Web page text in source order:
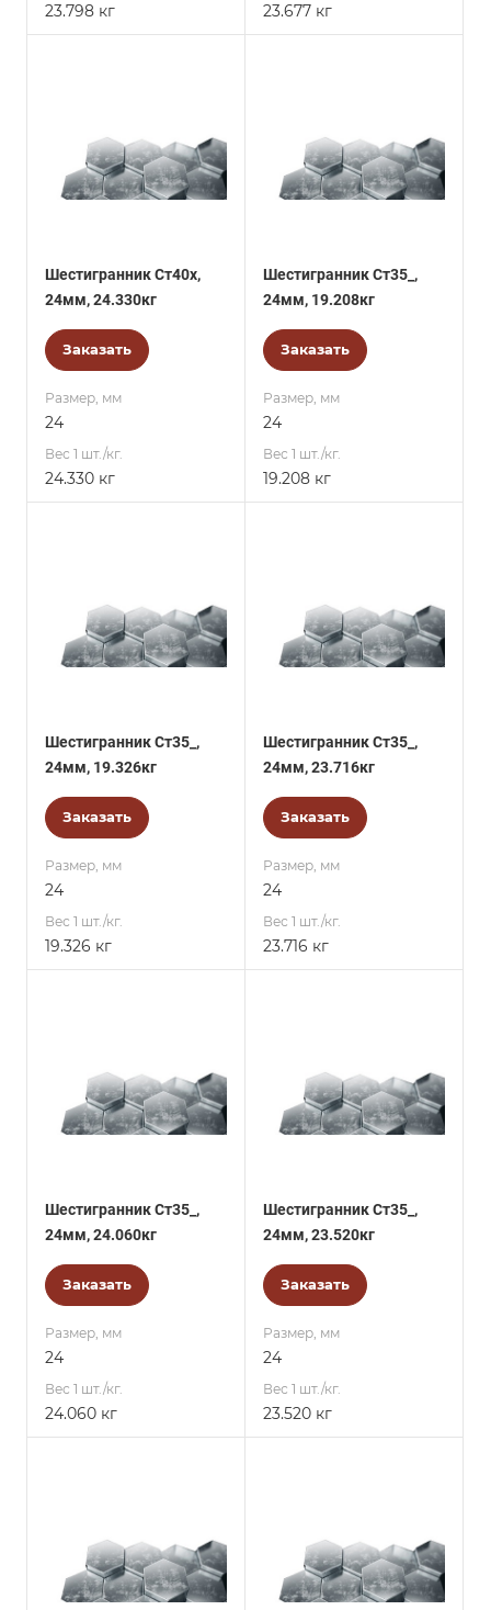
23.798 кг 23.677 кг
Шестигранник Ст40х,
24мм, 24.330кг
Заказать
Размер, мм
24
Вес 1 шт./кг.
24.330 кг
Шестигранник Ст35_,
24мм, 19.208кг
Заказать
Размер, мм
24
Вес 1 шт./кг.
19.208 кг
Шестигранник Ст35_,
24мм, 19.326кг
Заказать
Размер, мм
24
Вес 1 шт./кг.
19.326 кг
Шестигранник Ст35_,
24мм, 23.716кг
Заказать
Размер, мм
24
Вес 1 шт./кг.
23.716 кг
Шестигранник Ст35_,
24мм, 24.060кг
Заказать
Размер, мм
24
Вес 1 шт./кг.
24.060 кг
Шестигранник Ст35_,
24мм, 23.520кг
Заказать
Размер, мм
24
Вес 1 шт./кг.
23.520 кг